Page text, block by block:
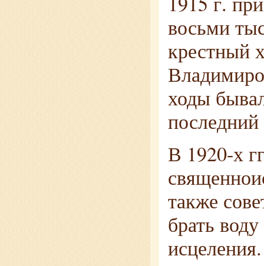
восьми
крестный
ходы
В 1920-х
также
брать
исцеления.